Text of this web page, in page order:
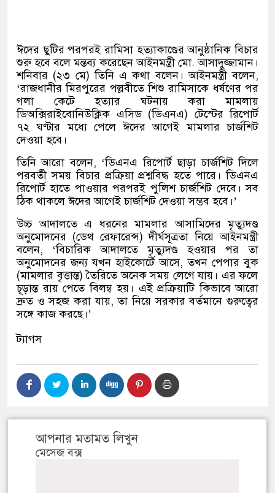
ঈদের ছুটির পরপরই রামিসা হত্যাকাণ্ডের আনুষ্ঠানিক বিচার
শুরু হবে বলে মন্তব্য করেছেন আইনমন্ত্রী মো.আসাদুজ্জামান।
শনিবার (২৩ মে)তিনি এ কথা বলেন। আইনমন্ত্রী বলেন,
‘রাজধানীর মিরপুরের পল্লবীতে শিশু রামিসাকে ধর্ষণের পর
গলা কেটে হত্যার ঘটনায় করা মামলায়
ডিঅক্সিরাইবোনিউক্লিক এসিড(ডিএনএ) টেস্টের রিপোর্ট
৭২ ঘণ্টার মধ্যে পেলে ঈদের আগেই মামলার চার্জশিট
দেওয়া হবে।
তিনি আরো বলেন, ‘ডিএনএ রিপোর্ট ছাড়া চার্জশিট দিলে
পরবর্তী সময় বিচার প্রক্রিয়া প্রশ্নবিদ্ধ হতে পারে। ডিএনএ
রিপোর্ট হাতে পাওয়ার পরপরই পুলিশ চার্জশিট দেবে। সব
ঠিক থাকলে ঈদের আগেই চার্জশিট দেওয়া সম্ভব হবে।’
উচ্চ আদালতে এ ধরনের মামলার আসামিদের মৃত্যুদণ্ড
অনুমোদনের (ডেথ রেফারেন্স)দীর্ঘসূত্রতা নিয়ে আইনমন্ত্রী
বলেন, ‘বিচারিক আদালতে মৃত্যুদণ্ড হওয়ার পর তা
অনুমোদনের জন্য যখন হাইকোর্টে আসে,তখন পেপার বুক
(মামলার বৃত্তান্ত)তৈরিতে অনেক সময় লেগে যায়। এর ফলে
চূড়ান্ত রায় পেতে বিলম্ব হয়। এই প্রক্রিয়াটি কিভাবে আরো
দ্রুত ও সহজ করা যায়,তা নিয়ে সরকার বর্তমানে গুরুত্বের
সঙ্গে কাজ করছে।’
ট্যাগস
আপনার মতামত লিখুন
মেসেজ বক্স